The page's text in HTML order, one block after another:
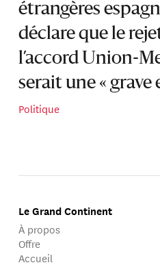
étrangères
déclare que le
l’accord Union-
serait une « grave
Politique
Le Grand Continent
À propos
Offre
Accueil